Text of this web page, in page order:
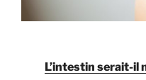
L’intestin serait-il